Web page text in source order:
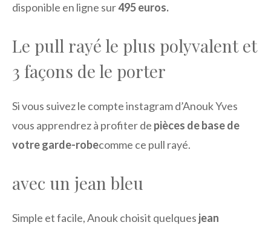
disponible en ligne sur495 euros.
Le pull rayé le plus polyvalent et
3 façons de le porter
Si vous suivez le compte instagram d’Anouk Yves
vous apprendrez à profiter de pièces de base de
votre garde-robecomme ce pull rayé.
avec un jean bleu
Simple et facile, Anouk choisit quelques jean